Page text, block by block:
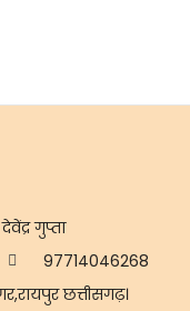
गुप्ता
97714046268
छत्तीसगढ़।